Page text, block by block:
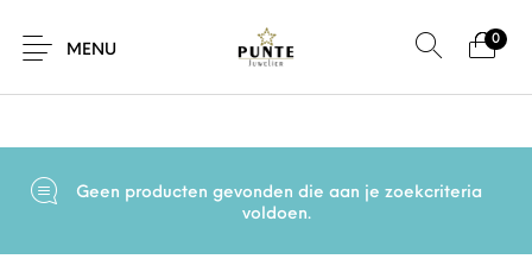
MENU
0
Horloges
Home / Product Materiaal 944 sterling zilver
Geen producten gevonden die aan je zoekcriteria
voldoen.